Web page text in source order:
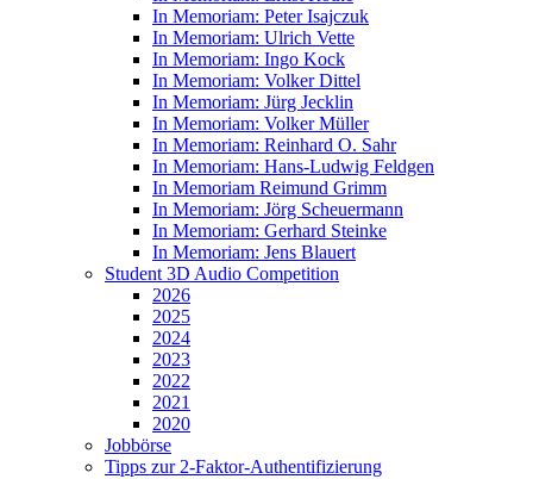
In Memoriam: Peter Isajczuk
In Memoriam: Ulrich Vette
In Memoriam: Ingo Kock
In Memoriam: Volker Dittel
In Memoriam: Jürg Jecklin
In Memoriam: Volker Müller
In Memoriam: Reinhard O. Sahr
In Memoriam: Hans-Ludwig Feldgen
In Memoriam Reimund Grimm
In Memoriam: Jörg Scheuermann
In Memoriam: Gerhard Steinke
In Memoriam: Jens Blauert
Student 3D Audio Competition
2026
2025
2024
2023
2022
2021
2020
Jobbörse
Tipps zur 2-Faktor-Authentifizierung